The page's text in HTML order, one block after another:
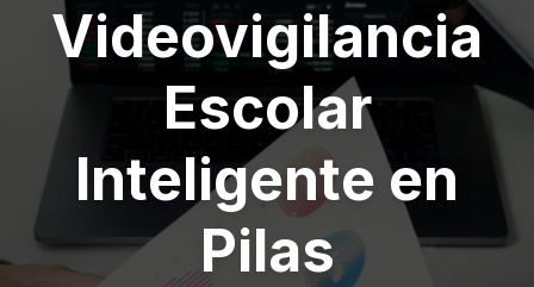
Videovigilancia
Escolar
Inteligente en
Pilas